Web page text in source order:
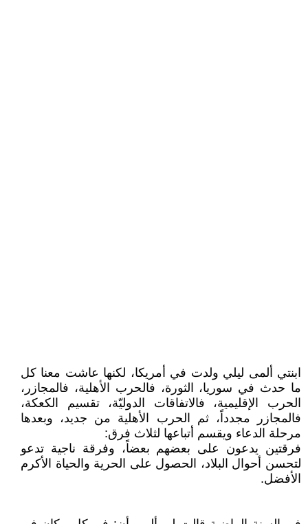
ابنتي ألمى ليلي ولدت في أمريكا، لكنها عاشت معنا كل
ما حدث في سوريا، الثورة، فالحرب الأهلية، فالمجازر،
الحرب الإقليمية، فالاتفاقات الدوليّة، تقسيم الكعكة،
فالمجازر مجدداً، ثم الحرب الأهلية من جديد، وبعدها
مرحلة الدعاء ويقسم أتباعها لثلاث فرق:
فرقتين يدعون على بعضهم بعضاً، وفرقة ناجية تدعو
لتحسن أحوال البلاد، الحصول على الحرية والحياة الأكرم
الأفضل.